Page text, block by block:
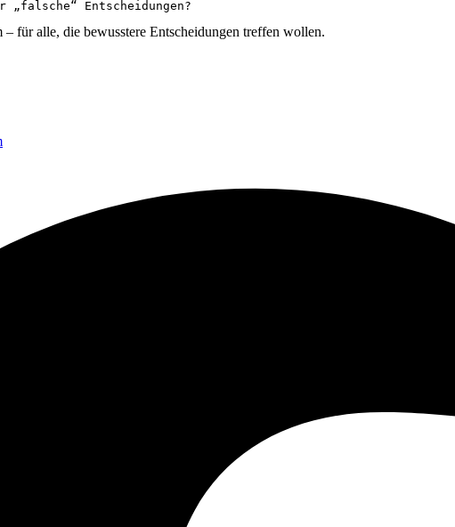
für alle, die bewusstere Entscheidungen treffen wollen.